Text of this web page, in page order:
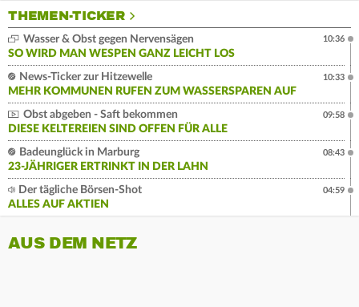
THEMEN-TICKER
Wasser & Obst gegen Nervensägen
SO WIRD MAN WESPEN GANZ LEICHT LOS
10:36
News-Ticker zur Hitzewelle
MEHR KOMMUNEN RUFEN ZUM WASSERSPAREN AUF
10:33
Obst abgeben - Saft bekommen
DIESE KELTEREIEN SIND OFFEN FÜR ALLE
09:58
Badeunglück in Marburg
23-JÄHRIGER ERTRINKT IN DER LAHN
08:43
Der tägliche Börsen-Shot
ALLES AUF AKTIEN
04:59
AUS DEM NETZ